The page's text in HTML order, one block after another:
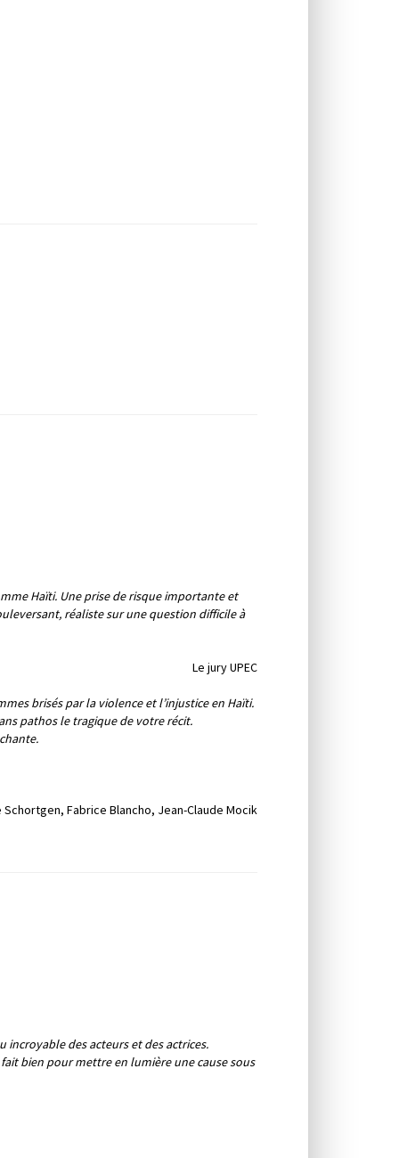
Haïti. Une prise de risque importante et
réaliste sur une question difficile à
Le jury UPEC
brisés par la violence et l’injustice en Haïti.
pathos le tragique de votre récit.
Fabrice Blancho, Jean-Claude Mocik
des acteurs et des actrices.
bien pour mettre en lumière une cause sous